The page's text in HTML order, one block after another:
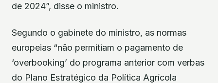
de 2024”, disse o ministro.
Segundo o gabinete do ministro, as normas
europeias “não permitiam o pagamento de
‘overbooking’ do programa anterior com verbas
do Plano Estratégico da Política Agrícola